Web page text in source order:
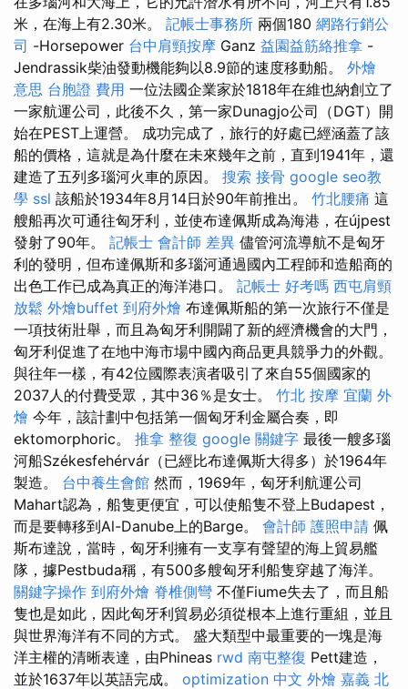
米，在海上有2.30米。 記帳士事務所 兩個180 網路行銷公
司 -Horsepower 台中肩頸按摩 Ganz 益園益筋絡推拿 -
Jendrassik柴油發動機能夠以8.9節的速度移動船。 外燴
意思 台胞證 費用 一位法國企業家於1818年在維也納創立了
一家航運公司，此後不久，第一家Dunagjo公司（DGT）開
始在PEST上運營。 成功完成了，旅行的好處已經涵蓋了該
船的價格，這就是為什麼在未來幾年之前，直到1941年，還
建造了五列多瑙河火車的原因。 搜索 接骨 google seo教
學 ssl 該船於1934年8月14日於90年前推出。 竹北腰痛 這
艘船再次可通往匈牙利，並使布達佩斯成為海港，在újpest
發射了90年。 記帳士 會計師 差異 儘管河流導航不是匈牙
利的發明，但布達佩斯和多瑙河通過國內工程師和造船商的
出色工作已成為真正的海洋港口。 記帳士 好考嗎 西屯肩頸
放鬆 外燴buffet 到府外燴 布達佩斯船的第一次旅行不僅是
一項技術壯舉，而且為匈牙利開闢了新的經濟機會的大門，
匈牙利促進了在地中海市場中國內商品更具競爭力的外觀。
與往年一樣，有42位國際表演者吸引了來自55個國家的
2037人的付費受眾，其中36％是女士。 竹北 按摩 宜蘭 外
燴 今年，該計劃中包括第一個匈牙利金屬合奏，即
ektomorphoric。 推拿 整復 google 關鍵字 最後一艘多瑙
河船Székesfehérvár（已經比布達佩斯大得多）於1964年
製造。 台中養生會館 然而，1969年，匈牙利航運公司
Mahart認為，船隻更便宜，可以使船隻不登上Budapest，
而是要轉移到Al-Danube上的Barge。 會計師 護照申請 佩
斯布達說，當時，匈牙利擁有一支享有聲望的海上貿易艦
隊，據Pestbuda稱，有500多艘匈牙利船隻穿越了海洋。
關鍵字操作 到府外燴 脊椎側彎 不僅Fiume失去了，而且船
隻也是如此，因此匈牙利貿易必須從根本上進行重組，並且
與世界海洋有不同的方式。 盛大類型中最重要的一塊是海
洋主權的清晰表達，由Phineas rwd 南屯整復 Pett建造，
並於1637年以英語完成。 optimization 中文 外燴 嘉義 北